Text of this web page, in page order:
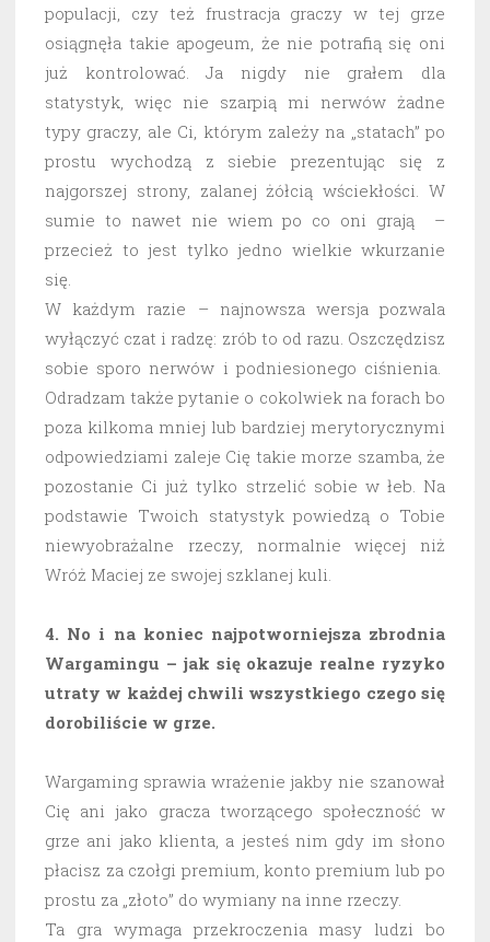
populacji, czy też frustracja graczy w tej grze
osiągnęła takie apogeum, że nie potrafią się oni
już kontrolować. Ja nigdy nie grałem dla
statystyk, więc nie szarpią mi nerwów żadne
typy graczy, ale Ci, którym zależy na „statach” po
prostu wychodzą z siebie prezentując się z
najgorszej strony, zalanej żółcią wściekłości. W
sumie to nawet nie wiem po co oni grają –
przecież to jest tylko jedno wielkie wkurzanie
się.
W każdym razie – najnowsza wersja pozwala
wyłączyć czat i radzę: zrób to od razu. Oszczędzisz
sobie sporo nerwów i podniesionego ciśnienia.
Odradzam także pytanie o cokolwiek na forach bo
poza kilkoma mniej lub bardziej merytorycznymi
odpowiedziami zaleje Cię takie morze szamba, że
pozostanie Ci już tylko strzelić sobie w łeb. Na
podstawie Twoich statystyk powiedzą o Tobie
niewyobrażalne rzeczy, normalnie więcej niż
Wróż Maciej ze swojej szklanej kuli.
4. No i na koniec najpotworniejsza zbrodnia
Wargamingu – jak się okazuje realne ryzyko
utraty w każdej chwili wszystkiego czego się
dorobiliście w grze.
Wargaming sprawia wrażenie jakby nie szanował
Cię ani jako gracza tworzącego społeczność w
grze ani jako klienta, a jesteś nim gdy im słono
płacisz za czołgi premium, konto premium lub po
prostu za „złoto” do wymiany na inne rzeczy.
Ta gra wymaga przekroczenia masy ludzi bo